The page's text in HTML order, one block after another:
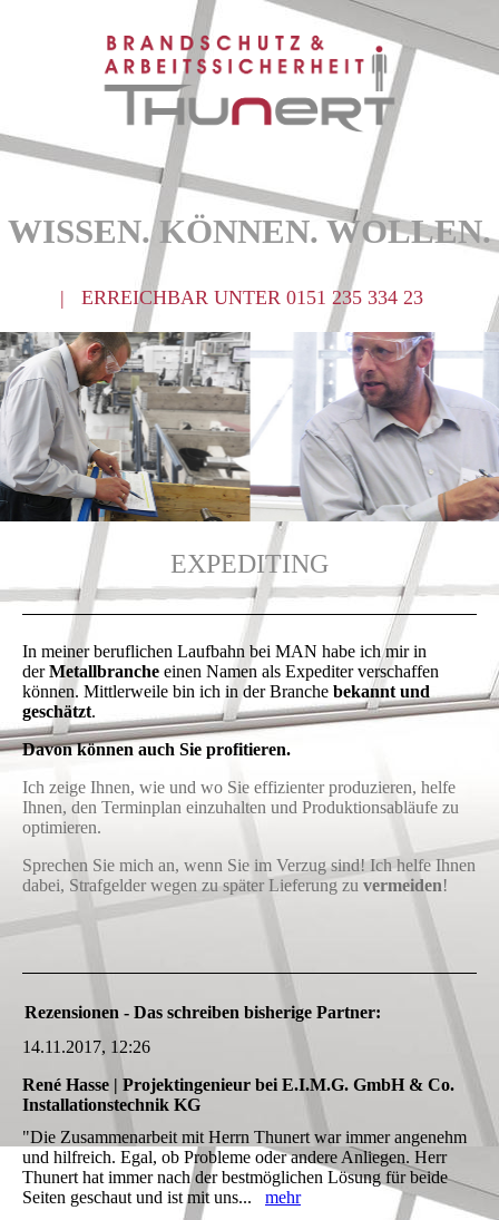
WISSEN. KÖNNEN. WOLLEN.
| ERREICHBAR UNTER 0151 235 334 23
EXPEDITING
In meiner beruflichen Laufbahn bei MAN habe ich mir in
derMetallbranche einen Namen als Expediter verschaffen
können. Mittlerweile bin ich in der Branche bekannt und
geschätzt.
Davon können auch Sie profitieren.
Ich zeige Ihnen, wie und wo Sie effizienter produzieren, helfe
Ihnen, den Terminplan einzuhalten und Produktionsabläufe zu
optimieren.
Sprechen Sie mich an, wenn Sie im Verzug sind! Ich helfe Ihnen
dabei, Strafgelder wegen zu später Lieferung zu vermeiden!
Rezensionen - Das schreiben bisherige Partner:
14.11.2017, 12:26
René Hasse | Projektingenieur bei E.I.M.G. GmbH & Co.
Installationstechnik KG
"Die Zusammenarbeit mit Herrn Thunert war immer angenehm
und hilfreich. Egal, ob Probleme oder andere Anliegen. Herr
Thunert hat immer nach der bestmöglichen Lösung für beide
Seiten geschaut und ist mit uns... mehr